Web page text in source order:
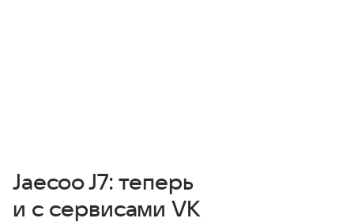
Jaecoo J7: теперь
и с сервисами VK